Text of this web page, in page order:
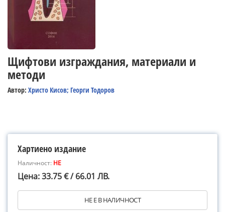
Щифтови изграждания, материали и
методи
Автор: Христо Кисов; Георги Тодоров
Хартиено издание
Наличност: НЕ
Цена: 33.75 € / 66.01 ЛВ.
НЕ Е В НАЛИЧНОСТ